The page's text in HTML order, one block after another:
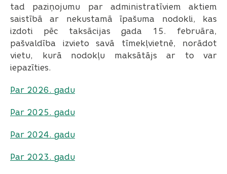
tad paziņojumu par administratīviem aktiem
saistībā ar nekustamā īpašuma nodokli, kas
izdoti pēc taksācijas gada 15. februāra,
pašvaldība izvieto savā tīmekļvietnē, norādot
vietu, kurā nodokļu maksātājs ar to var
iepazīties.
Par 2026. gadu
Par 2025. gadu
Par 2024. gadu
Par 2023. gadu